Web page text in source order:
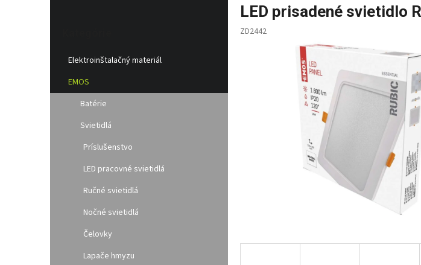
n
Elektroinštalačný materiál
EMOS
Batérie
Svietidlá
Príslušenstvo
LED pracovné svietidlá
Ručné svietidlá
Nočné svietidlá
Čelovky
Lapače hmyzu
LED prisadené svietidlo
ZD2442